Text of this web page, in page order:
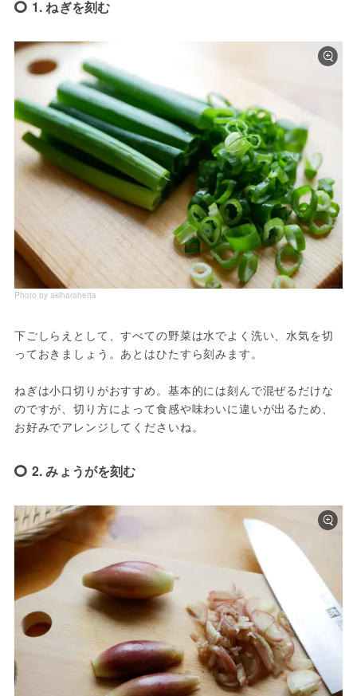
1. ねぎを刻む
Photo by akiharahetta
下ごしらえとして、すべての野菜は水でよく洗い、水気を切
っておきましょう。あとはひたすら刻みます。
ねぎは小口切りがおすすめ。基本的には刻んで混ぜるだけな
のですが、切り方によって食感や味わいに違いが出るため、
お好みでアレンジしてくださいね。
2. みょうがを刻む